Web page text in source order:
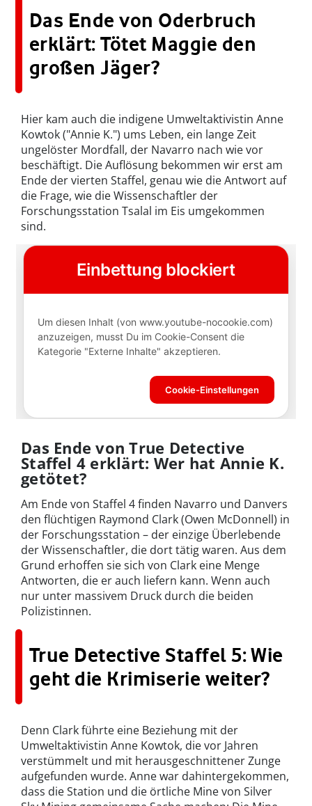
Das Ende von Oderbruch
erklärt: Tötet Maggie den
großen Jäger?
Hier kam auch die indigene Umweltaktivistin Anne
Kowtok ("Annie K.") ums Leben, ein lange Zeit
ungelöster Mordfall, der Navarro nach wie vor
beschäftigt. Die Auflösung bekommen wir erst am
Ende der vierten Staffel, genau wie die Antwort auf
die Frage, wie die Wissenschaftler der
Forschungsstation Tsalal im Eis umgekommen
sind.
Das Ende von True Detective
Staffel 4 erklärt: Wer hat Annie K.
getötet?
Am Ende von Staffel 4 finden Navarro und Danvers
den flüchtigen Raymond Clark (Owen McDonnell) in
der Forschungsstation – der einzige Überlebende
der Wissenschaftler, die dort tätig waren. Aus dem
Grund erhoffen sie sich von Clark eine Menge
Antworten, die er auch liefern kann. Wenn auch
nur unter massivem Druck durch die beiden
Polizistinnen.
True Detective Staffel 5: Wie
geht die Krimiserie weiter?
Denn Clark führte eine Beziehung mit der
Umweltaktivistin Anne Kowtok, die vor Jahren
verstümmelt und mit herausgeschnittener Zunge
aufgefunden wurde. Anne war dahintergekommen,
dass die Station und die örtliche Mine von Silver